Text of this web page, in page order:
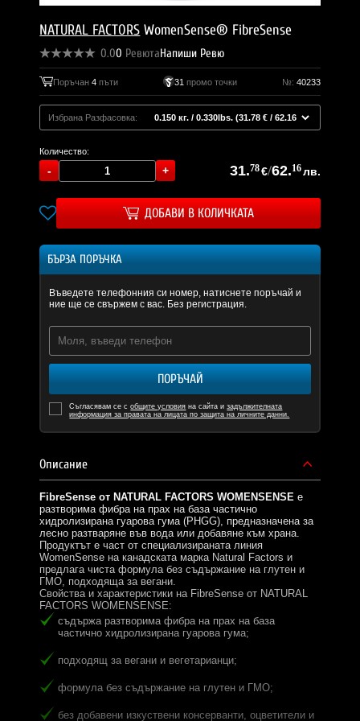
NATURAL FACTORS WomenSense® FibreSense
0.00 РевютаНапиши Ревю
Поръчан4 пъти 31 промо точки №: 40233
Избрана Разфасовка:
Количество:
31.78€/62.16лв.
ДОБАВИ В КОЛИЧКАТА
БЪРЗА ПОРЪЧКА
Въведете телефонния си номер, натиснете поръчай и
ние ще се свържем с вас. Без регистрация.
ПОРЪЧАЙ
Съгласявам се собщите условия на сайта изадължителната
информация за правата на лицата по защита на личните данни.
Описание
FibreSense от NATURAL FACTORS WOMENSENSE е
разтворима фибра на прах на база частично
хидролизирана гуарова гума (PHGG), предназначена за
лесно разтваряне във вода или добавяне към храна.
Продуктът е част от специализираната линия
WomenSense на канадската марка Natural Factors и
предлага чиста формула без съдържание на глутен и
ГМО, подходяща за вегани.
Свойства и характеристики на FibreSense от NATURAL
FACTORS WOMENSENSE:
съдържа разтворима фибра на прах на база
частично хидролизирана гуарова гума;
подходящ за вегани и вегетарианци;
формула без съдържание на глутен и ГМО;
без добавени изкуствени консерванти, оцветители и